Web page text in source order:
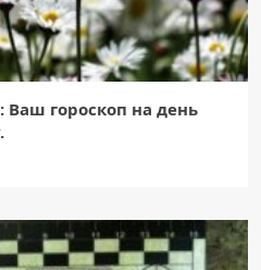
Ваш гороскоп на день